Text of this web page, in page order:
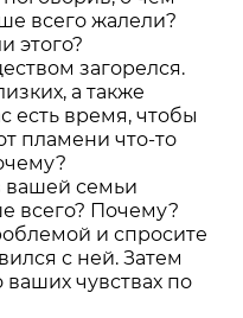
всего жалели?
этого?
загорелся.
а также
есть время, чтобы
пламени что-то
вашей семьи
всего? Почему?
и спросите
с ней. Затем
ваших чувствах по